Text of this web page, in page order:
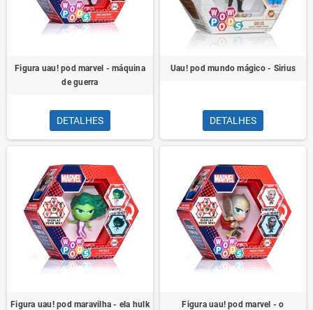
Figura uau! pod marvel - máquina
de guerra
DETALHES
Uau! pod mundo mágico - Sirius
DETALHES
Figura uau! pod maravilha - ela hulk
Figura uau! pod marvel - o